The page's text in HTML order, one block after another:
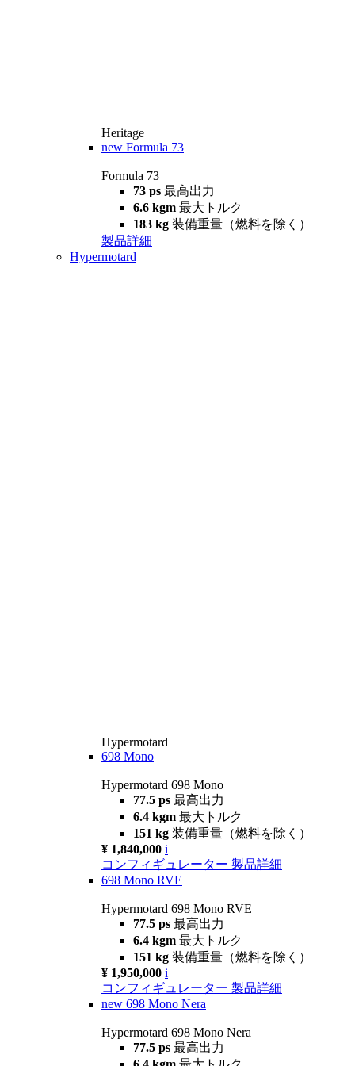
Heritage
new Formula 73
Formula 73
73 ps 最高出力
6.6 kgm 最大トルク
183 kg 装備重量（燃料を除く）
製品詳細
Hypermotard
Hypermotard
698 Mono
Hypermotard 698 Mono
77.5 ps 最高出力
6.4 kgm 最大トルク
151 kg 装備重量（燃料を除く）
¥ 1,840,000 i
コンフィギュレーター 製品詳細
698 Mono RVE
Hypermotard 698 Mono RVE
77.5 ps 最高出力
6.4 kgm 最大トルク
151 kg 装備重量（燃料を除く）
¥ 1,950,000 i
コンフィギュレーター 製品詳細
new 698 Mono Nera
Hypermotard 698 Mono Nera
77.5 ps 最高出力